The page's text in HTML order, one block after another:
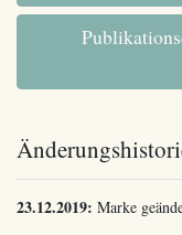
23.12.2019: Marke